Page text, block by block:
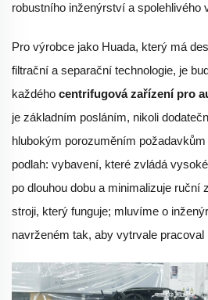
robustního inženýrství a spolehlivého
Pro výrobce jako Huada, který má
filtrační a separační technologie, je
každého centrifugová zařízení pro
je základním posláním, nikoli
hlubokým porozuměním
podlah: vybavení, které zvládá
po dlouhou dobu a minimalizuje ruční
stroji, který funguje; mluvíme o
navrženém tak, aby vytrvale